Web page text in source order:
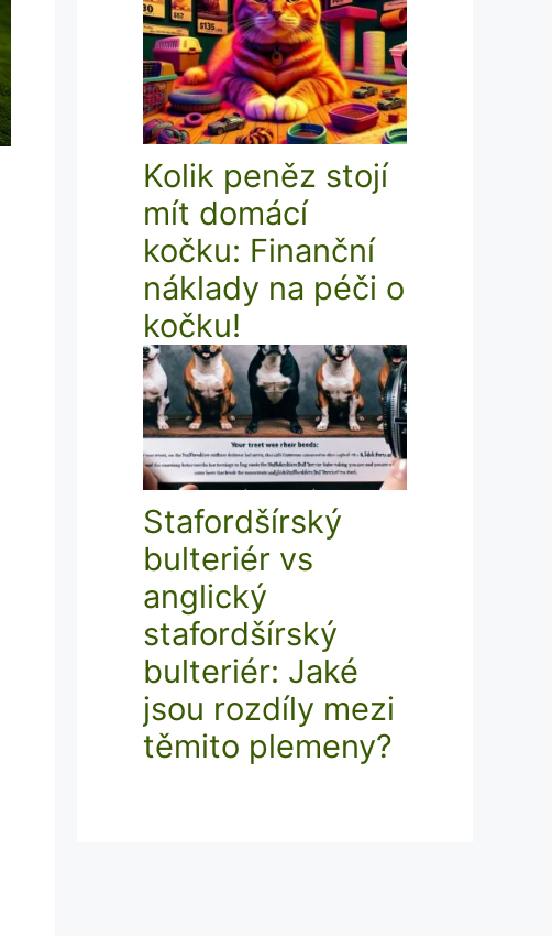
Kolik peněz stojí
mít domácí
kočku: Finanční
náklady na péči o
kočku!
Stafordšírský
bulteriér vs
anglický
stafordšírský
bulteriér: Jaké
jsou rozdíly mezi
těmito plemeny?